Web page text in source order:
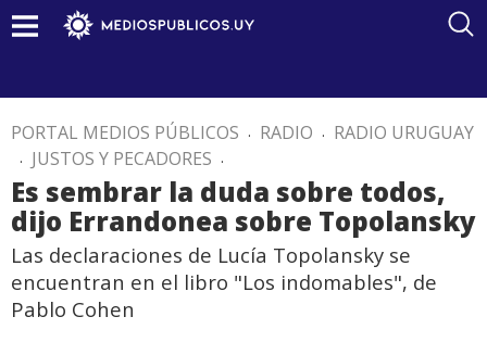
PORTAL MEDIOS PÚBLICOS . RADIO . RADIO URUGUAY
. JUSTOS Y PECADORES .
Es sembrar la duda sobre todos,
dijo Errandonea sobre Topolansky
Las declaraciones de Lucía Topolansky se
encuentran en el libro "Los indomables", de
Pablo Cohen